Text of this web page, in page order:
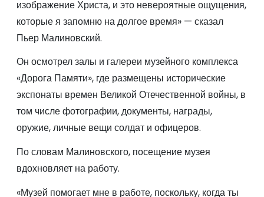
изображение Христа, и это невероятные ощущения,
которые я запомню на долгое время» — сказал
Пьер Малиновский.
Он осмотрел залы и галереи музейного комплекса
«Дорога Памяти», где размещены исторические
экспонаты времен Великой Отечественной войны, в
том числе фотографии, документы, награды,
оружие, личные вещи солдат и офицеров.
По словам Малиновского, посещение музея
вдохновляет на работу.
«Музей помогает мне в работе, поскольку, когда ты